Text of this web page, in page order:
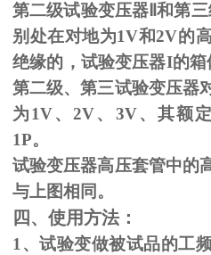
第二级试验变压器Ⅱ和第
别处在对地为1V和2V的
绝缘的，试验变压器I的箱
第二级、第三试验变压器
为1V、2V、3V、其额
1P。
试验变压器高压套管中的
与上图相同。
四、使用方法：
1、试验变做被试品的工